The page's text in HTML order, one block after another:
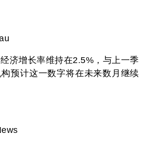
济增长率维持在2.5%，与上一季
预计这一数字将在未来数月继续